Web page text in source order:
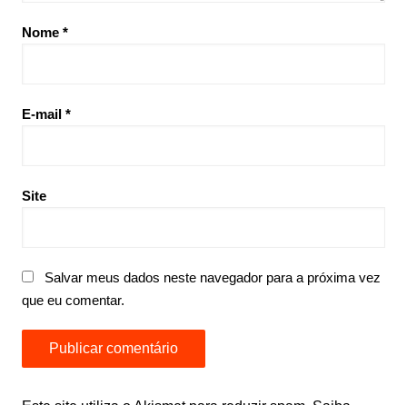
Nome *
E-mail *
Site
Salvar meus dados neste navegador para a próxima vez
que eu comentar.